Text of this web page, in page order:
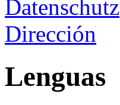
Datenschutz
Dirección
Lenguas